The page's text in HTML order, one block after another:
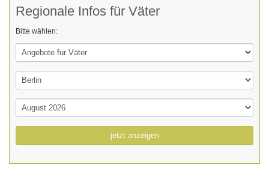
Regionale Infos für Väter
Bitte wählen:
jetzt anzeigen